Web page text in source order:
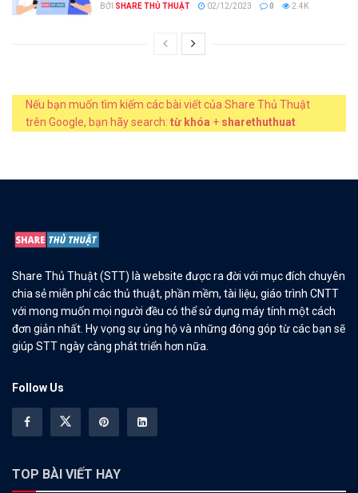
BỞI SHARE THỦ THUẬT 02/12/2023 0 2.4K
Nếu bạn muốn tìm kiếm các bài viết của Share Thủ Thuật
trên Google, bạn hãy search: từ khóa + sharethuthuat
Share Thủ Thuật (STT) là website được ra đời với mục đích chuyên
chia sẻ miễn phí các thủ thuật, phần mềm, tài liệu, giáo trình CNTT
với mong muốn mọi người đều có thể sử dụng máy tính một cách
đơn giản nhất. Hy vọng sự ủng hộ và những đóng góp từ các bạn sẽ
giúp STT ngày càng phát triển hơn nữa.
Follow Us
TOP BÀI VIẾT HAY